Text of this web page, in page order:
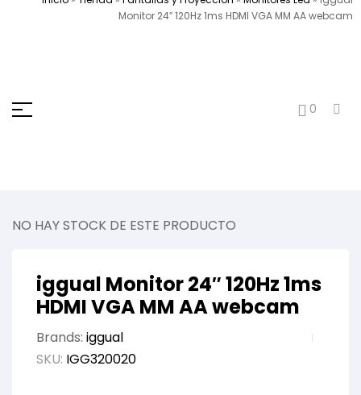
Monitor 24″ 120Hz 1ms HDMI VGA MM AA webcam
0
NO HAY STOCK DE ESTE PRODUCTO
iggual Monitor 24″ 120Hz 1ms
HDMI VGA MM AA webcam
Brands: iggual
SKU: IGG320020